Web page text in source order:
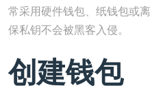
常采用硬件钱包、纸钱包或
保私钥不会被黑客入侵。
创建钱包